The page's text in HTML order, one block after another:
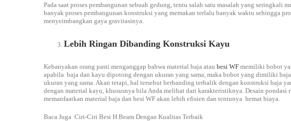
Pada saat proses pembangunan sebuah gedung, tentu salah satu masalah yang seringkali
banyak proses pembangunan konstruksi yang memakan terlalu banyak waktu sehingga
menyeimbangkan gaya gravitasinya.
Lebih Ringan Dibanding Konstruksi Kayu
Kebanyakan orang pasti menganggap bahwa material baja atau besi WF memiliki bobot
apabila baja dan kayu dipotong dengan ukuran yang sama, maka bobot yang dimiliki
ukuran yang sama. Akan tetapi, hal tersebut berbanding terbalik dengan konstruksi baja
dengan material kayu, khususnya bila Anda melihat dari karakteristiknya. Desain pondasi
memanfaatkan material baja dan besi WF akan lebih efisien dan tentunya hemat biaya.
Baca Juga Ciri-Ciri Besi H Beam Dengan Kualitas Terbaik